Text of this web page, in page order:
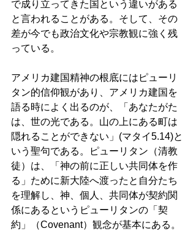
で成り立ってきた国という違いがある
と言われることがある。そして、その
差が今でも政治文化や宗教観に強く残
っている。
アメリカ建国精神の根底にはピューリ
タン的信仰観があり、アメリカ建国を
語る時によく出るのが、「あなたがた
は、世の光である。山の上にある町は
隠れることができない」(マタイ5.14)と
いう聖句である。ピューリタン（清教
徒）は、「神の前に正しい共同体を作
る」ために新大陸へ渡ったと自分たち
を理解し、神、個人、共同体が契約関
係にあるというピューリタンの「契
約」（Covenant）観念が基本にある。